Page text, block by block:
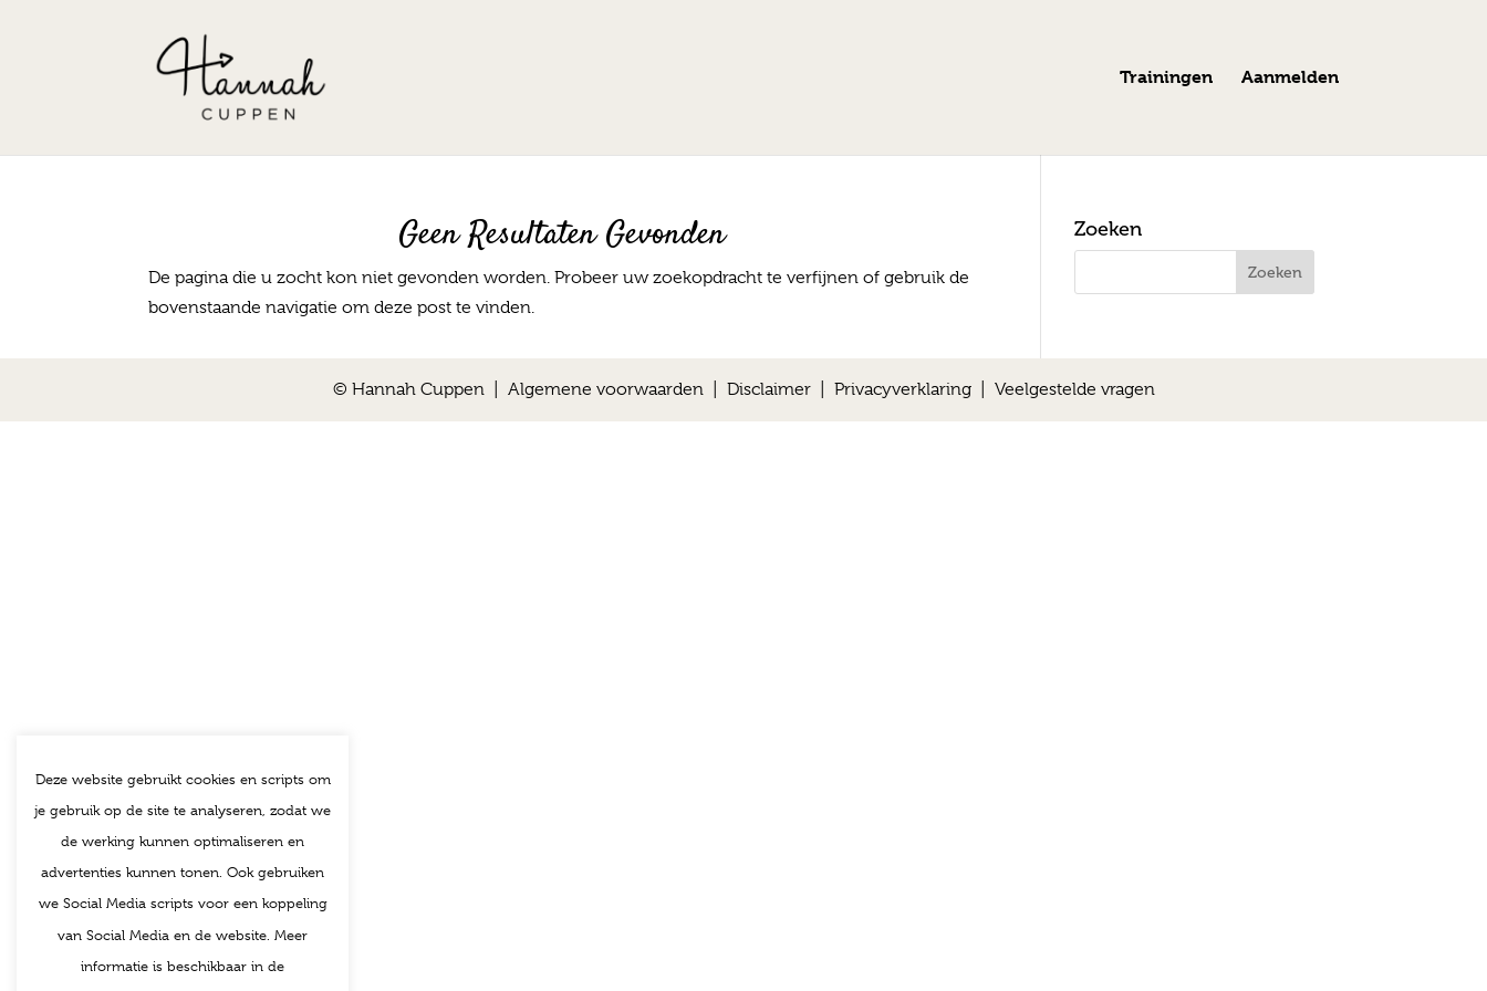
Trainingen Aanmelden
Geen Resultaten Gevonden
De pagina die u zocht kon niet gevonden worden. Probeer uw zoekopdracht te verfijnen of gebruik de
bovenstaande navigatie om deze post te vinden.
Zoeken
© Hannah Cuppen | Algemene voorwaarden| Disclaimer| Privacyverklaring| Veelgestelde vragen
Deze website gebruikt cookies en scripts om
je gebruik op de site te analyseren, zodat we
de werking kunnen optimaliseren en
advertenties kunnen tonen. Ook gebruiken
we Social Media scripts voor een koppeling
van Social Media en de website. Meer
informatie is beschikbaar in de